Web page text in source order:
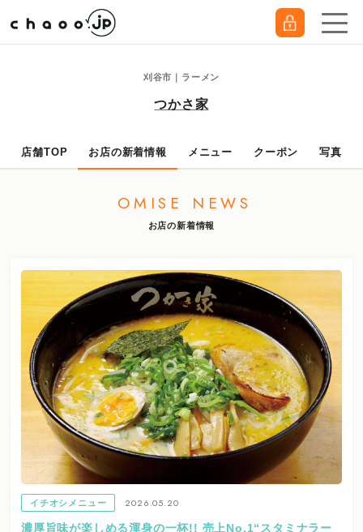
刈谷市｜ラーメン
つかさ家
店舗TOP お店の新着情報 メニュー クーポン 写真
OMISE NEWS
お店の新着情報
イチオシメニュー
2026.05.20
濃厚旨味が楽しめる渾身の一杯!! 売上No.1“スタミナラー